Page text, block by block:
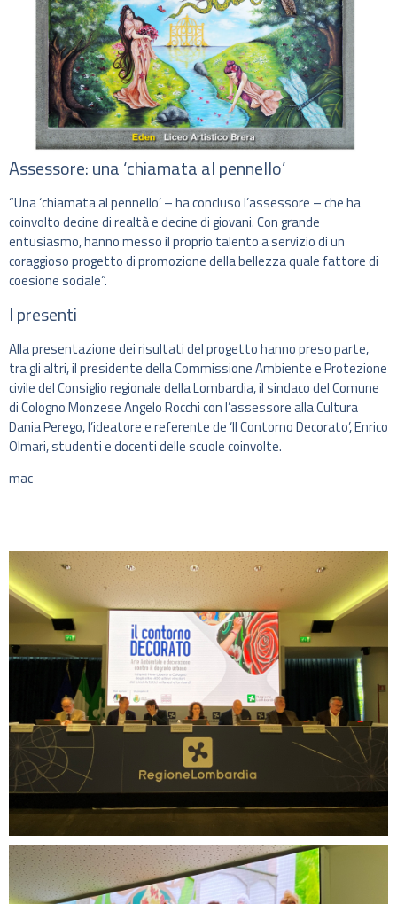
Assessore: una ‘chiamata al pennello’
“Una ‘chiamata al pennello’ – ha concluso l’assessore – che ha
coinvolto decine di realtà e decine di giovani. Con grande
entusiasmo, hanno messo il proprio talento a servizio di un
coraggioso progetto di promozione della bellezza quale fattore di
coesione sociale”.
I presenti
Alla presentazione dei risultati del progetto hanno preso parte,
tra gli altri, il presidente della Commissione Ambiente e Protezione
civile del Consiglio regionale della Lombardia, il sindaco del Comune
di Cologno Monzese Angelo Rocchi con l’assessore alla Cultura
Dania Perego, l’ideatore e referente de ‘Il Contorno Decorato’, Enrico
Olmari, studenti e docenti delle scuole coinvolte.
mac